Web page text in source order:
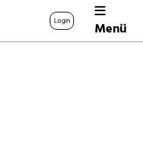
Login Menü